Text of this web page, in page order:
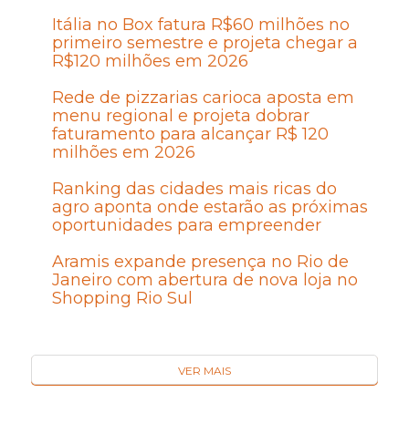
Itália no Box fatura R$60 milhões no
primeiro semestre e projeta chegar a
R$120 milhões em 2026
Rede de pizzarias carioca aposta em
menu regional e projeta dobrar
faturamento para alcançar R$ 120
milhões em 2026
Ranking das cidades mais ricas do
agro aponta onde estarão as próximas
oportunidades para empreender
Aramis expande presença no Rio de
Janeiro com abertura de nova loja no
Shopping Rio Sul
VER MAIS